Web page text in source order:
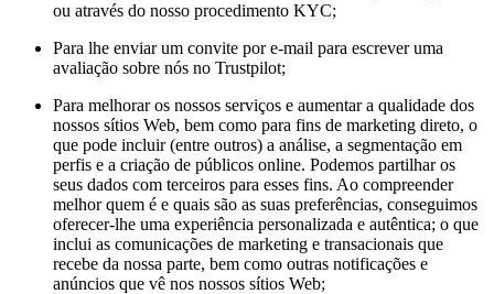
ou através do nosso procedimento KYC;
Para lhe enviar um convite por e-mail para escrever uma
avaliação sobre nós no Trustpilot;
Para melhorar os nossos serviços e aumentar a qualidade dos
nossos sítios Web, bem como para fins de marketing direto, o
que pode incluir (entre outros) a análise, a segmentação em
perfis e a criação de públicos online. Podemos partilhar os
seus dados com terceiros para esses fins. Ao compreender
melhor quem é e quais são as suas preferências, conseguimos
oferecer-lhe uma experiência personalizada e autêntica; o que
inclui as comunicações de marketing e transacionais que
recebe da nossa parte, bem como outras notificações e
anúncios que vê nos nossos sítios Web;